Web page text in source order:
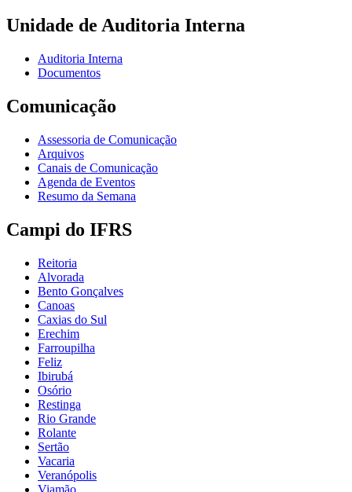
Unidade de Auditoria Interna
Auditoria Interna
Documentos
Comunicação
Assessoria de Comunicação
Arquivos
Canais de Comunicação
Agenda de Eventos
Resumo da Semana
Campi do IFRS
Reitoria
Alvorada
Bento Gonçalves
Canoas
Caxias do Sul
Erechim
Farroupilha
Feliz
Ibirubá
Osório
Restinga
Rio Grande
Rolante
Sertão
Vacaria
Veranópolis
Viamão